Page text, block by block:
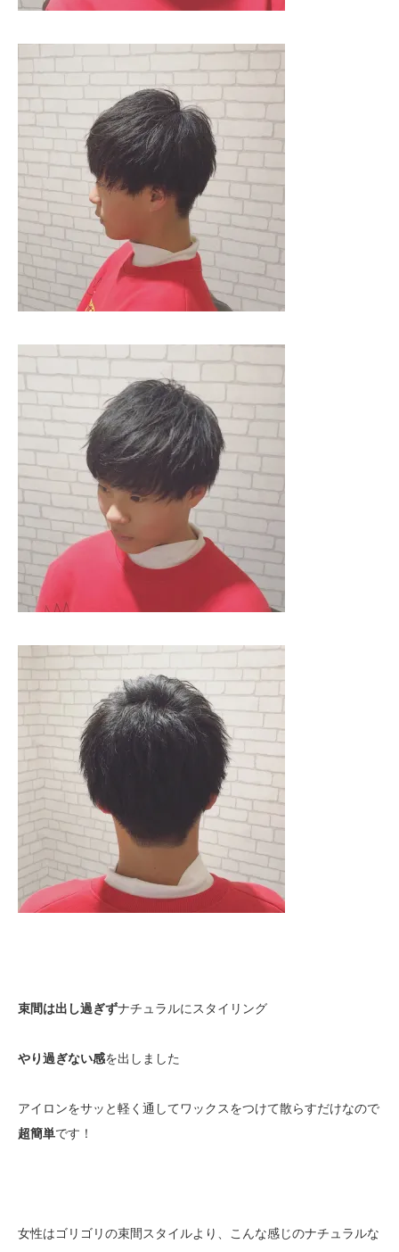
束間は出し過ぎずナチュラルにスタイリング
やり過ぎない感を出しました
アイロンをサッと軽く通してワックスをつけて散らすだけなので
超簡単です！
女性はゴリゴリの束間スタイルより、こんな感じのナチュラルな